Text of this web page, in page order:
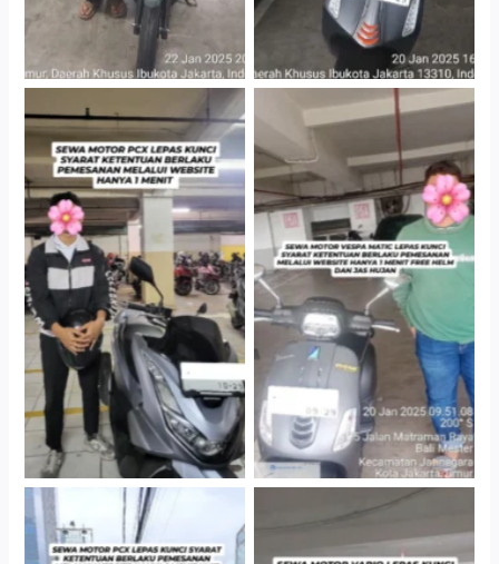
Hotel Kartika Chandra,
Jakarta Selatan
Cityplaza Jatinegara
Gedung Parkir P6A